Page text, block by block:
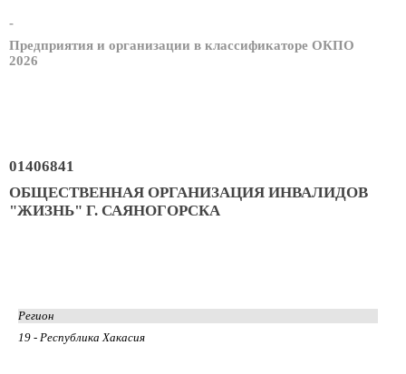
-
Предприятия и организации в классификаторе ОКПО
2026
01406841
ОБЩЕСТВЕННАЯ ОРГАНИЗАЦИЯ ИНВАЛИДОВ
"ЖИЗНЬ" Г. САЯНОГОРСКА
Регион
19 - Республика Хакасия